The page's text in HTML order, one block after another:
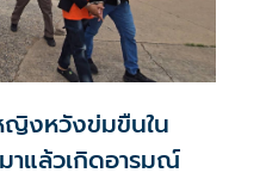
งหวังข่มขืนใน
าแล้วเกิดอารมณ์